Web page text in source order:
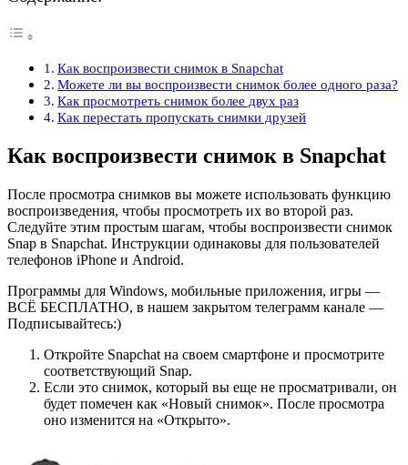
Как воспроизвести снимок в Snapchat
Можете ли вы воспроизвести снимок более одного раза?
Как просмотреть снимок более двух раз
Как перестать пропускать снимки друзей
Как воспроизвести снимок в Snapchat
После просмотра снимков вы можете использовать функцию
воспроизведения, чтобы просмотреть их во второй раз.
Следуйте этим простым шагам, чтобы воспроизвести снимок
Snap в Snapchat. Инструкции одинаковы для пользователей
телефонов iPhone и Android.
Программы для Windows, мобильные приложения, игры —
ВСЁ БЕСПЛАТНО, в нашем закрытом телеграмм канале —
Подписывайтесь:)
Откройте Snapchat на своем смартфоне и просмотрите
соответствующий Snap.
Если это снимок, который вы еще не просматривали, он
будет помечен как «Новый снимок». После просмотра
оно изменится на «Открыто».